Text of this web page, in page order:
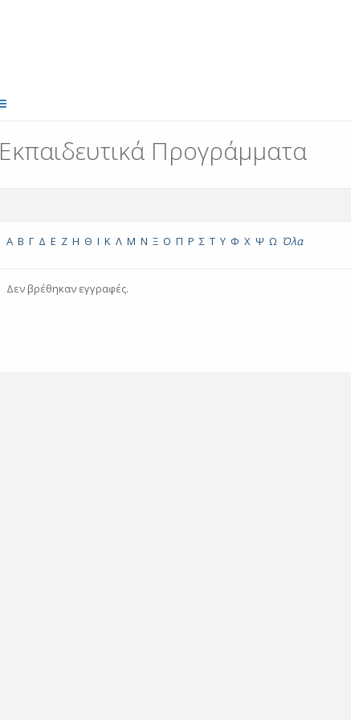
Εκπαιδευτικά Προγράμματα
Α Β Γ Δ Ε Ζ Η Θ Ι Κ Λ Μ Ν Ξ Ο Π Ρ Σ Τ Υ Φ Χ Ψ Ω Όλα
Δεν βρέθηκαν εγγραφές.